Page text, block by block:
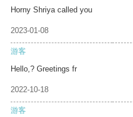
Horny Shriya called you
2023-01-08
游客
Hello,? Greetings fr
2022-10-18
游客